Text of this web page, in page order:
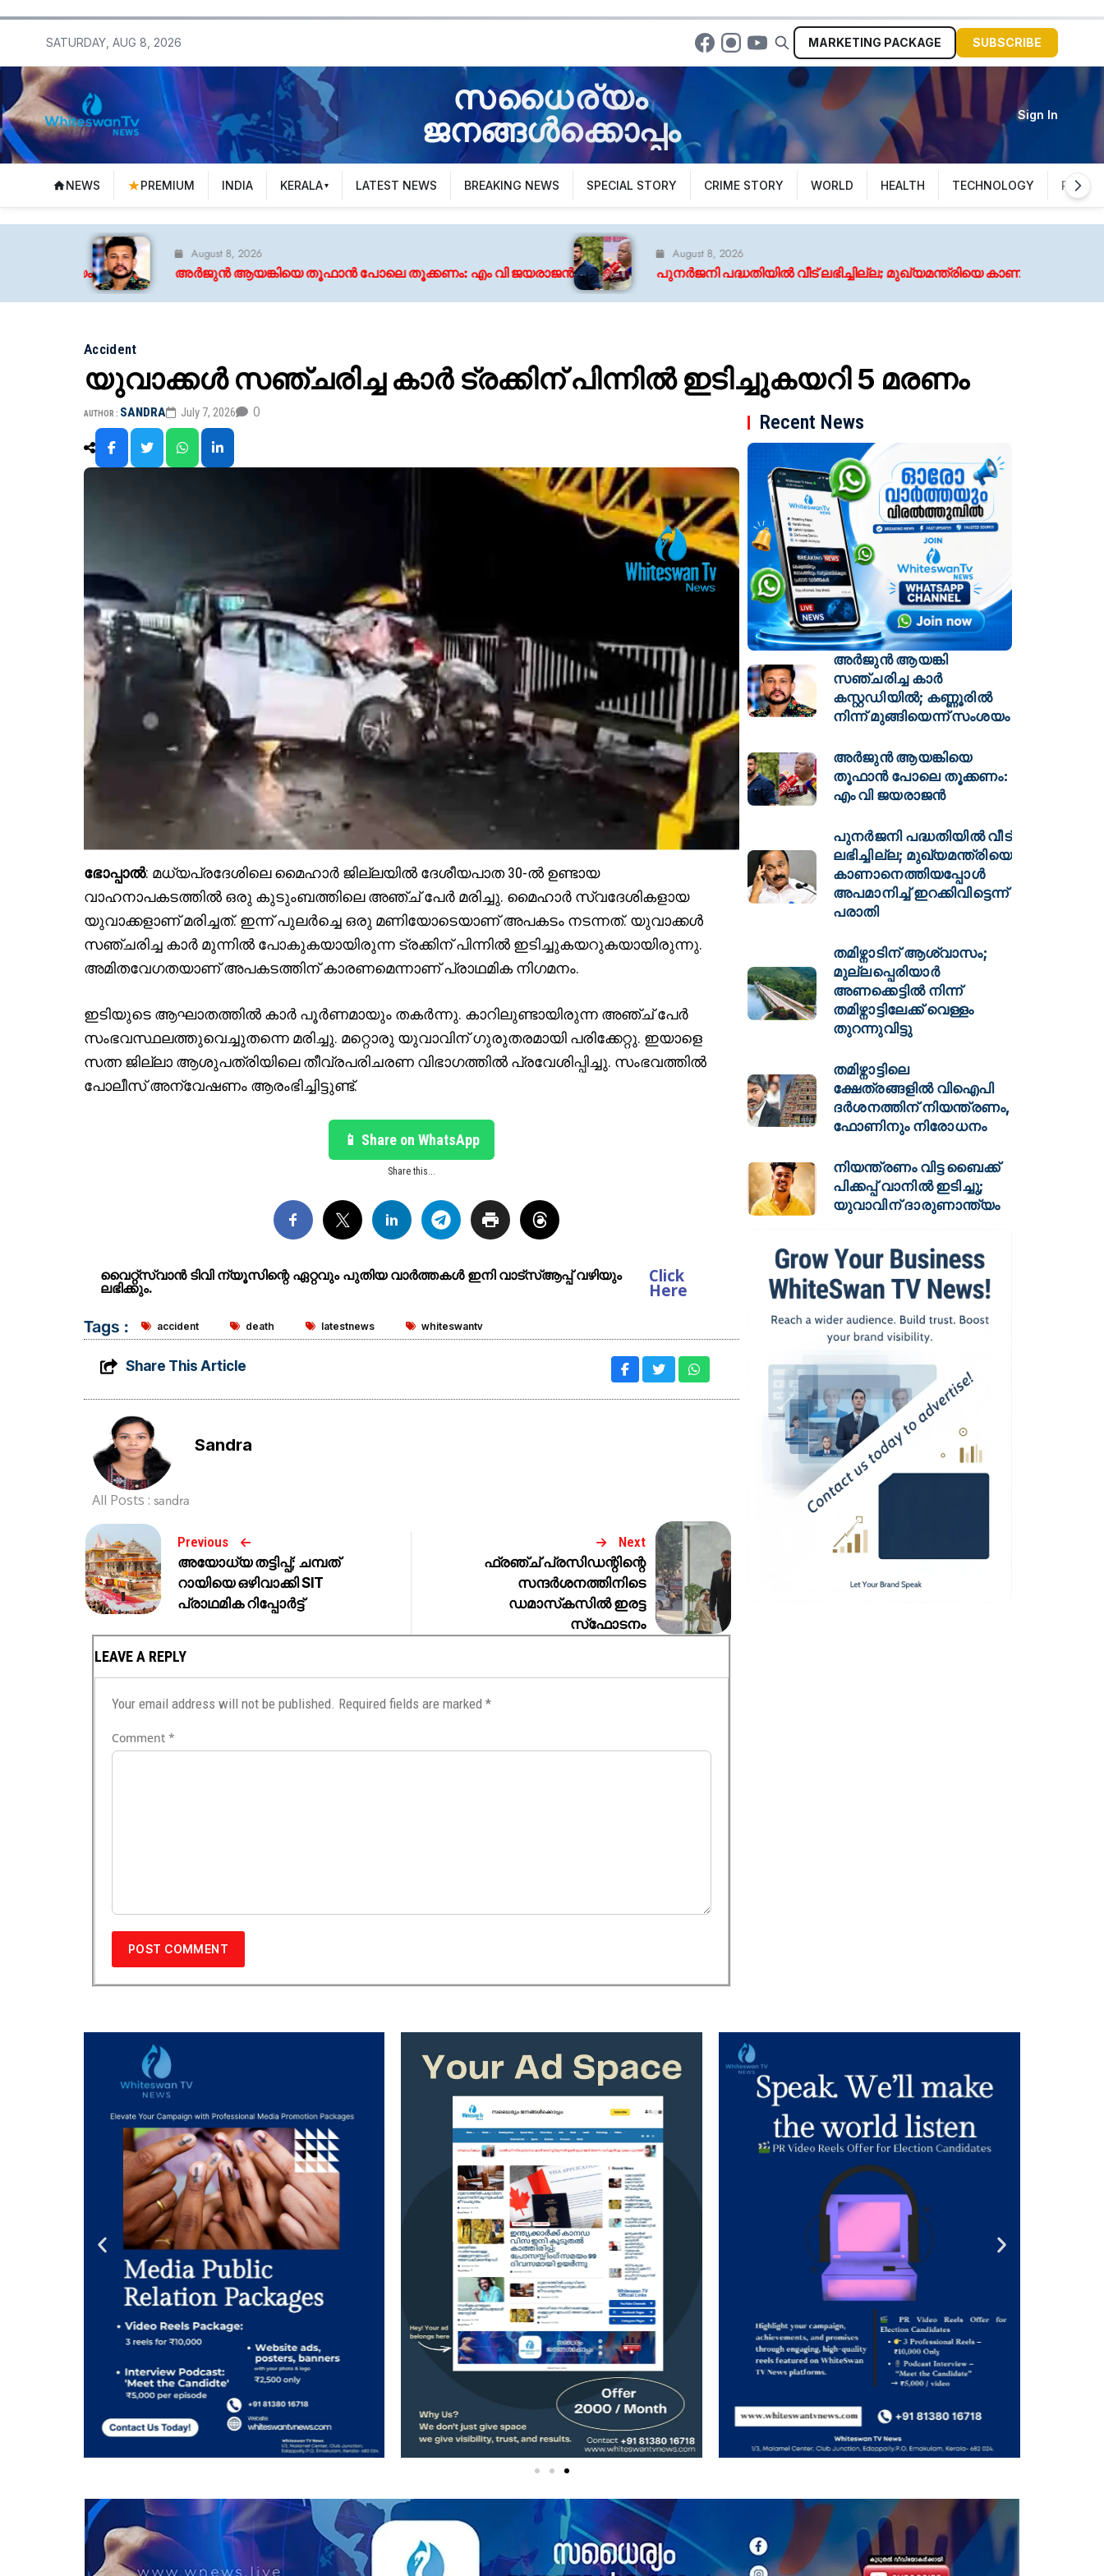
SATURDAY, AUG 8, 2026 MARKETING PACKAGE SUBSCRIBE
സധൈര്യം
ജനങ്ങൾക്കൊപ്പം
Sign In
NEWS PREMIUM INDIA KERALA LATEST NEWS BREAKING NEWS SPECIAL STORY CRIME STORY WORLD HEALTH TECHNOLOGY
August 8, 2026
അർജുൻ ആയങ്കിയെ തൂഫാൻ പോലെ തൂക്കണം: എം വി ജയരാജൻ
August 8, 2026
പുനർജനി പദ്ധതിയിൽ വീട് ലഭിച്ചില്ല; മുഖ്യമന്ത്രിയെ കാണാനെത്തിയപ്പോൾ അപമാനിച്ച്
Accident
യുവാക്കൾ സഞ്ചരിച്ച കാർ ട്രക്കിന് പിന്നിൽ ഇടിച്ചുകയറി 5 മരണം
AUTHOR : SANDRA July 7, 2026 0
ഭോപ്പാൽ: മധ്യപ്രദേശിലെ മൈഹാർ ജില്ലയിൽ ദേശീയപാത 30-ൽ ഉണ്ടായ
വാഹനാപകടത്തിൽ ഒരു കുടുംബത്തിലെ അഞ്ച് പേർ മരിച്ചു. മൈഹാർ സ്വദേശികളായ
യുവാക്കളാണ് മരിച്ചത്. ഇന്ന് പുലർച്ചെ ഒരു മണിയോടെയാണ് അപകടം നടന്നത്. യുവാക്കൾ
സഞ്ചരിച്ച കാർ മുന്നിൽ പോകുകയായിരുന്ന ട്രക്കിന് പിന്നിൽ ഇടിച്ചുകയറുകയായിരുന്നു.
അമിതവേഗതയാണ് അപകടത്തിന് കാരണമെന്നാണ് പ്രാഥമിക നിഗമനം.
ഇടിയുടെ ആഘാതത്തിൽ കാർ പൂർണമായും തകർന്നു. കാറിലുണ്ടായിരുന്ന അഞ്ച് പേർ
സംഭവസ്ഥലത്തുവെച്ചുതന്നെ മരിച്ചു. മറ്റൊരു യുവാവിന് ഗുരുതരമായി പരിക്കേറ്റു. ഇയാളെ
സത്ന ജില്ലാ ആശുപത്രിയിലെ തീവ്രപരിചരണ വിഭാഗത്തിൽ പ്രവേശിപ്പിച്ചു. സംഭവത്തിൽ
പോലീസ് അന്വേഷണം ആരംഭിച്ചിട്ടുണ്ട്.
📱 Share on WhatsApp
Share this...
വൈറ്റ്സ്വാൻ ടിവി ന്യൂസിന്റെ ഏറ്റവും പുതിയ വാർത്തകൾ ഇനി വാട്സ്ആപ്പ് വഴിയും
ലഭിക്കും.
Click
Here
Tags : accident death latestnews whiteswantv
Share This Article
Sandra
All Posts : sandra
Previous
അയോധ്യ തട്ടിപ്പ്; ചമ്പത്
റായിയെ ഒഴിവാക്കി SIT
പ്രാഥമിക റിപ്പോർട്ട്
Next
ഫ്രഞ്ച് പ്രസിഡന്റിന്റെ
സന്ദർശനത്തിനിടെ
ഡമാസ്‌കസിൽ ഇരട്ട
സ്‌ഫോടനം
LEAVE A REPLY
Your email address will not be published. Required fields are marked *
Comment *
Recent News
അർജുൻ ആയങ്കി
സഞ്ചരിച്ച കാർ
കസ്റ്റഡിയിൽ; കണ്ണൂരിൽ
നിന്ന് മുങ്ങിയെന്ന് സംശയം
അർജുൻ ആയങ്കിയെ
തൂഫാൻ പോലെ തൂക്കണം:
എം വി ജയരാജൻ
പുനർജനി പദ്ധതിയിൽ വീട്
ലഭിച്ചില്ല; മുഖ്യമന്ത്രിയെ
കാണാനെത്തിയപ്പോൾ
അപമാനിച്ച് ഇറക്കിവിട്ടെന്ന്
പരാതി
തമിഴ്നാടിന് ആശ്വാസം;
മുല്ലപ്പെരിയാർ
അണക്കെട്ടിൽ നിന്ന്
തമിഴ്നാട്ടിലേക്ക് വെള്ളം
തുറന്നുവിട്ടു
തമിഴ്നാട്ടിലെ
ക്ഷേത്രങ്ങളിൽ വിഐപി
ദർശനത്തിന് നിയന്ത്രണം,
ഫോണിനും നിരോധനം
നിയന്ത്രണം വിട്ട ബൈക്ക്
പിക്കപ്പ് വാനിൽ ഇടിച്ചു;
യുവാവിന് ദാരുണാന്ത്യം